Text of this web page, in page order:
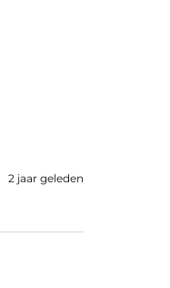
2 jaar geleden